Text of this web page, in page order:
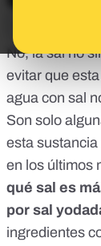
No,la sal no
evitar que
agua con sal
Son solo
esta
en los últimos
qué sal es
por sal
ingredientes